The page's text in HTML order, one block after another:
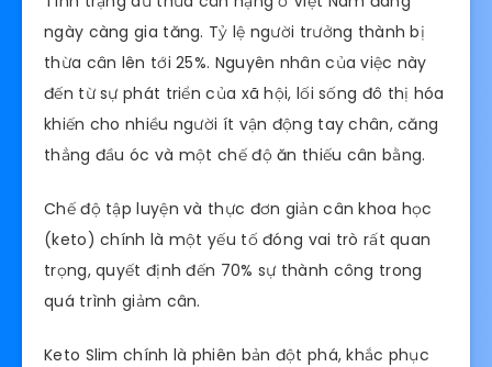
ngày càng gia tăng. Tỷ lệ người trưởng thành bị
thừa cân lên tới 25%. Nguyên nhân của việc này
đến từ sự phát triển của xã hội, lối sống đô thị hóa
khiến cho nhiều người ít vận động tay chân, căng
thẳng đầu óc và một chế độ ăn thiếu cân bằng.
Chế độ tập luyện và thực đơn giản cân khoa học
(keto) chính là một yếu tố đóng vai trò rất quan
trọng, quyết định đến 70% sự thành công trong
quá trình giảm cân.
Keto Slim chính là phiên bản đột phá, khắc phục